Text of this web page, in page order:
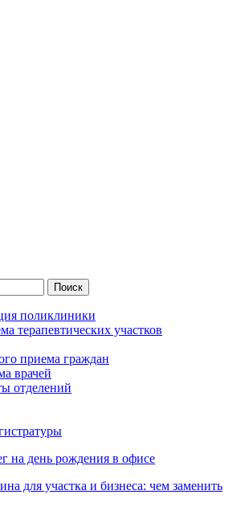
поликлиники
терапевтических участков
приема граждан
врачей
отделений
на день рождения в офисе
для участка и бизнеса: чем заменить